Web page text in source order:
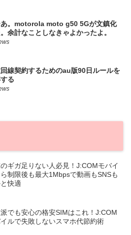
。motorola moto g50 5Gが文鎮化
余計なことしなきゃよかったよ。
線契約するためのau版90日ルールを
る
ギガ足りない人必見！J:COMモバイ
制限後も最大1Mbpsで動画もSNSも
快適
でも安心の格安SIMはこれ！J:COM
ルで失敗しないスマホ代節約術